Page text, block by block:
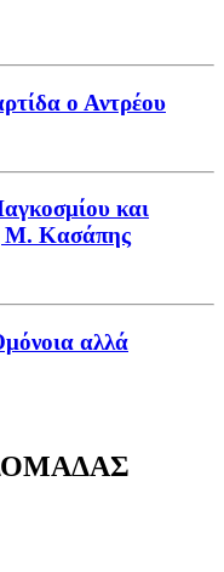
ο Αντρέου
και
Μ. Κασάπης
αλλά